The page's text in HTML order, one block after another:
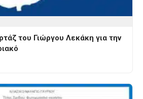
του Γιώργου Λεκάκη για την